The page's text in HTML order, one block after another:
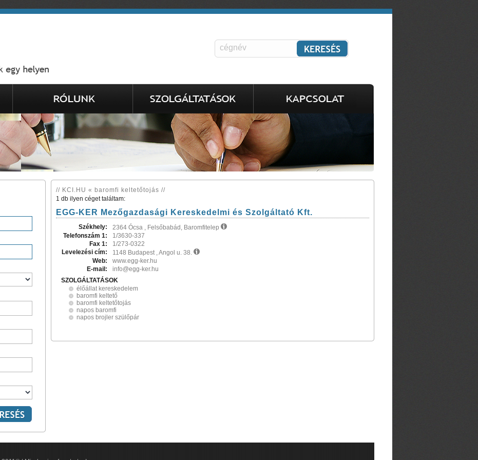
// KCI.HU « baromfi keltetőtojás //
1 db ilyen céget találtam:
EGG-KER Mezőgazdasági Kereskedelmi és Szolgáltató Kft.
Székhely:
2364 Ócsa , Felsőbabád, Baromfitelep
Telefonszám 1:
1/3630-337
Fax 1:
1/273-0322
Levelezési cím:
1148 Budapest , Angol u. 38.
Web:
www.egg-ker.hu
E-mail:
info@egg-ker.hu
SZOLGÁLTATÁSOK
élőállat kereskedelem
baromfi keltető
baromfi keltetőtojás
napos baromfi
napos brojler szülőpár